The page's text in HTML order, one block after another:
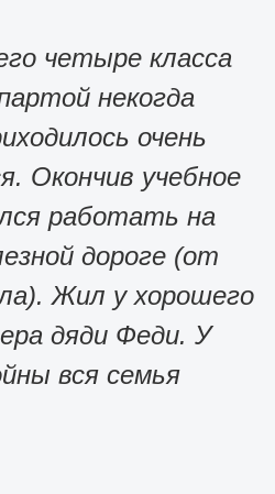
четыре класса
некогда
очень
Окончив учебное
работать на
дороге (от
Жил у хорошего
дяди Феди. У
вся семья